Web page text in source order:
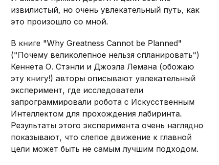
извилистый, но очень увлекательный путь, как
это произошло со мной.
В книге "Why Greatness Cannot be Planned"
("Почему великолепное нельзя спланировать")
Кеннета О. Стэнли и Джоэла Лемана (обожаю
эту книгу!) авторы описывают увлекательный
эксперимент, где исследователи
запрограммировали робота с Искусственным
Интеллектом для прохождения лабиринта.
Результаты этого эксперимента очень наглядно
показывают, что слепое движение к главной
цели может быть не самым лучшим подходом.